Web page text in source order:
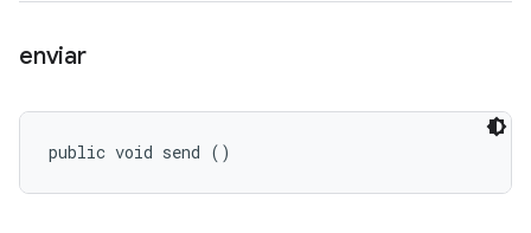
enviar
public void send ()